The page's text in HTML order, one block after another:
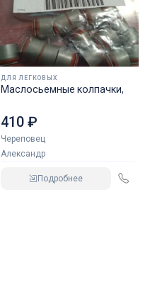
ДЛЯ ЛЕГКОВЫХ
Маслосьемные колпачки,
410 ₽
Череповец
Александр
Подробнее